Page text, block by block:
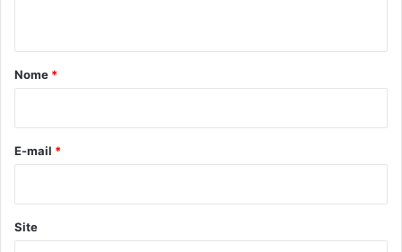
r
*
Nome *
E-mail *
Site